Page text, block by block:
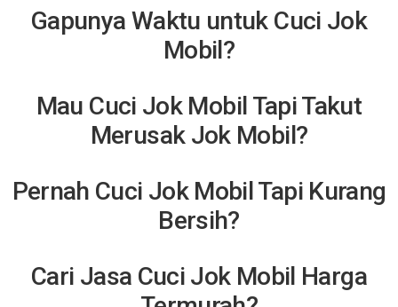
Gapunya Waktu untuk Cuci Jok
Mobil?
Mau Cuci Jok Mobil Tapi Takut
Merusak Jok Mobil?
Pernah Cuci Jok Mobil Tapi Kurang
Bersih?
Cari Jasa Cuci Jok Mobil Harga